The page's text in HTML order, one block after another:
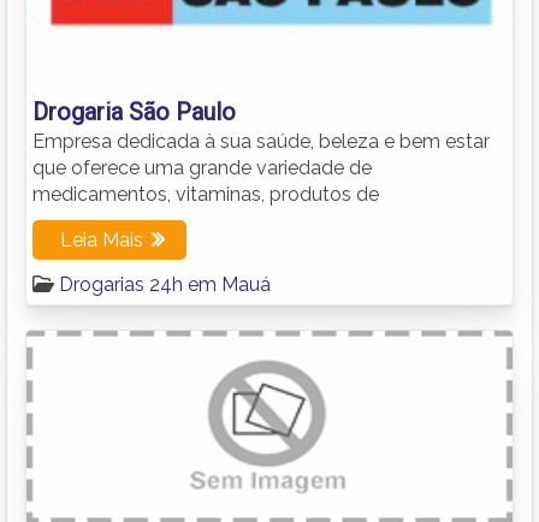
Drogaria São Paulo
Empresa dedicada à sua saúde, beleza e bem estar
que oferece uma grande variedade de
medicamentos, vitaminas, produtos de
Leia Mais
Drogarias 24h em Mauá